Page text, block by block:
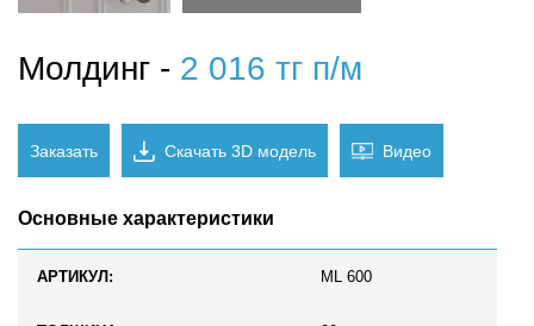
Молдинг - 2 016 тг п/м
Заказать Скачать 3D модель Видео
Основные характеристики
АРТИКУЛ: ML 600